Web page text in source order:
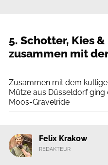
5. Schotter, Kies
zusammen mit
Zusammen mit dem
Mütze aus Düsseldorf ging
Moos-Gravelride
Felix Krakow
REDAKTEUR